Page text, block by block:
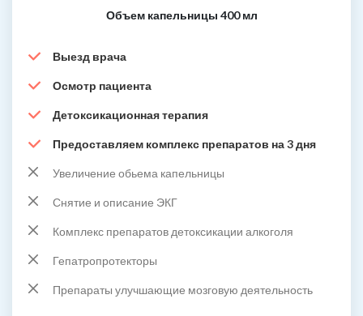
Объем капельницы 400 мл
Выезд врача
Осмотр пациента
Детоксикационная терапия
Предоставляем комплекс препаратов на 3 дня
Увеличение обьема капельницы
Снятие и описание ЭКГ
Комплекс препаратов детоксикации алкоголя
Гепатропротекторы
Препараты улучшающие мозговую деятельность